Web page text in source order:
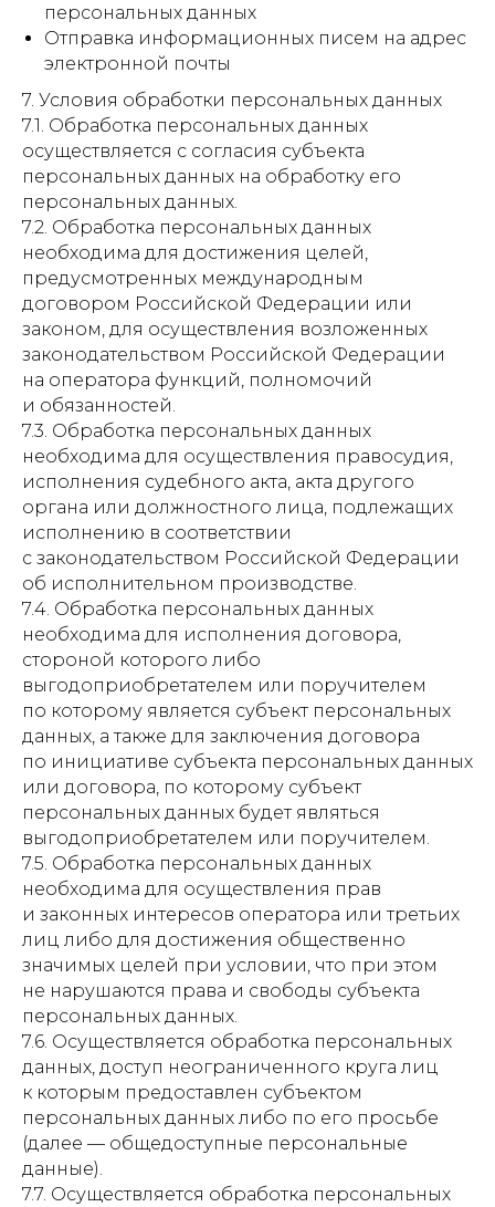
персональных данных
Отправка информационных писем на адрес
электронной почты
7. Условия обработки персональных данных
7.1. Обработка персональных данных
осуществляется с согласия субъекта
персональных данных на обработку его
персональных данных.
7.2. Обработка персональных данных
необходима для достижения целей,
предусмотренных международным
договором Российской Федерации или
законом, для осуществления возложенных
законодательством Российской Федерации
на оператора функций, полномочий
и обязанностей.
7.3. Обработка персональных данных
необходима для осуществления правосудия,
исполнения судебного акта, акта другого
органа или должностного лица, подлежащих
исполнению в соответствии
с законодательством Российской Федерации
об исполнительном производстве.
7.4. Обработка персональных данных
необходима для исполнения договора,
стороной которого либо
выгодоприобретателем или поручителем
по которому является субъект персональных
данных, а также для заключения договора
по инициативе субъекта персональных данных
или договора, по которому субъект
персональных данных будет являться
выгодоприобретателем или поручителем.
7.5. Обработка персональных данных
необходима для осуществления прав
и законных интересов оператора или третьих
лиц либо для достижения общественно
значимых целей при условии, что при этом
не нарушаются права и свободы субъекта
персональных данных.
7.6. Осуществляется обработка персональных
данных, доступ неограниченного круга лиц
к которым предоставлен субъектом
персональных данных либо по его просьбе
(далее — общедоступные персональные
данные).
7.7. Осуществляется обработка персональных